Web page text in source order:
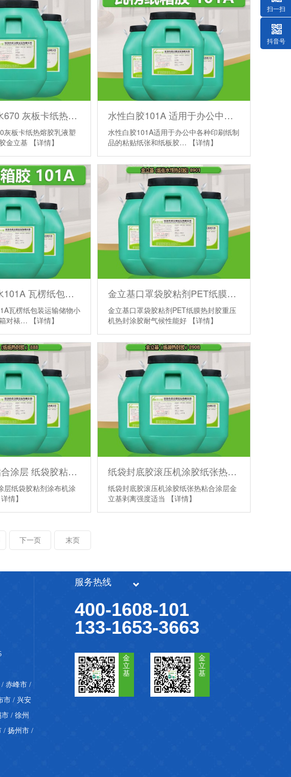
液体热合胶水670 灰板卡纸热熔胶乳液 塑料包装杯盖热封胶 金立基
灰板卡纸热熔胶乳液塑
金立基 【详情】
水性白胶101A 适用于办公中各种印刷纸制品的粘贴纸张和纸板胶水
水性白胶101A适用于办公中各种印刷纸制
品的粘贴纸张和纸板胶…
【详情】
机用裱纸胶水101A 瓦楞纸包装运输储物小纸盒胶水 彩色纸箱对裱胶
瓦楞纸包装运输储物小
对裱…
【详情】
金立基口罩袋胶粘剂PET纸膜热封胶重压机热封涂胶耐气候性能好
金立基口罩袋胶粘剂PET纸膜热封胶重压
机热封涂胶耐气候性能好 【详情】
888纸纸热粘合涂层 纸袋胶粘剂 涂布机涂胶 适应材质广
层纸袋胶粘剂涂布机涂
详情】
纸袋封底胶滚压机涂胶纸张热粘合涂层金立基剥离强度适当
纸袋封底胶滚压机涂胶纸张热粘合涂层金
立基剥离强度适当
【详情】
下一页 末页
/ 赤峰市 /
市 / 兴安
市 / 徐州
/ 扬州市 /
服务热线
400-1608-101
133-1653-3663
金
立
基
金
立
基
扫一扫
抖音号